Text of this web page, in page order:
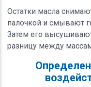
Остатки масла
палочкой и смывают
Затем его
разницу между